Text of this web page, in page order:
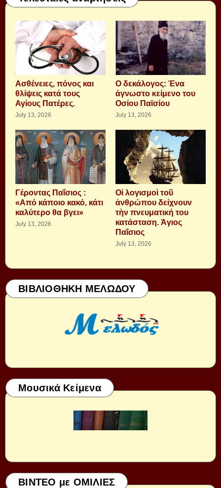
Aσθένειες, πόνος και
θλίψεις κατά τους
Αγίους Πατέρες.
July 13, 2026
Ο δεκάλογος: Ένα
άγνωστο κείμενο του
Οσίου Παϊσίου
July 13, 2026
Γέροντας Παΐσιος :
«Από κάποιο κακό, κάτι
καλύτερο θα βγει»
July 13, 2026
Οἱ λογισμοὶ τοῦ
ἀνθρώπου δείχνουν
τὴν πνευματική του
κατάσταση. Ἁγιος
Παΐσιος
July 13, 2026
ΒΙΒΛΙΟΘΗΚΗ ΜΕΛΩΔΟΥ
Μουσικά Κείμενα
ΒΙΝΤΕΟ με ΟΜΙΛΙΕΣ